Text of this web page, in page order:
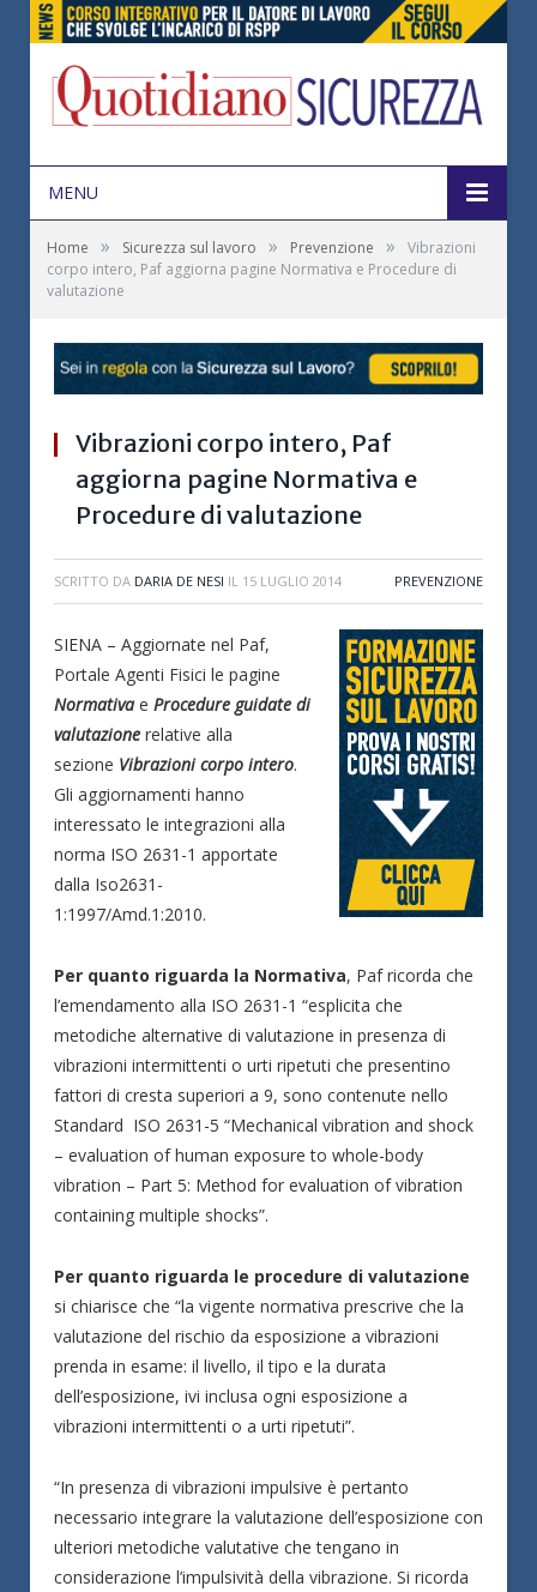
MENU
Home » Sicurezza sul lavoro » Prevenzione »
Vibrazioni
corpo intero, Paf aggiorna pagine Normativa e Procedure di
valutazione
Vibrazioni corpo intero, Paf
aggiorna pagine Normativa e
Procedure di valutazione
SCRITTO DA DARIA DE NESI IL 15 LUGLIO 2014 PREVENZIONE
SIENA – Aggiornate nel Paf,
Portale Agenti Fisici le pagine
Normativa e Procedure guidate di
valutazione relative alla
sezione Vibrazioni corpo intero.
Gli aggiornamenti hanno
interessato le integrazioni alla
norma ISO 2631-1 apportate
dalla Iso2631-
1:1997/Amd.1:2010.
Per quanto riguarda la Normativa, Paf ricorda che
l’emendamento alla ISO 2631-1 “esplicita che
metodiche alternative di valutazione in presenza di
vibrazioni intermittenti o urti ripetuti che presentino
fattori di cresta superiori a 9, sono contenute nello
Standard ISO 2631-5 “Mechanical vibration and shock
– evaluation of human exposure to whole-body
vibration – Part 5: Method for evaluation of vibration
containing multiple shocks”.
Per quanto riguarda le procedure di valutazione
si chiarisce che “la vigente normativa prescrive che la
valutazione del rischio da esposizione a vibrazioni
prenda in esame: il livello, il tipo e la durata
dell’esposizione, ivi inclusa ogni esposizione a
vibrazioni intermittenti o a urti ripetuti”.
“In presenza di vibrazioni impulsive è pertanto
necessario integrare la valutazione dell’esposizione con
ulteriori metodiche valutative che tengano in
considerazione l’impulsività della vibrazione. Si ricorda